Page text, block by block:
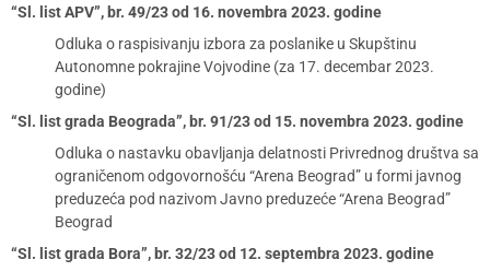
“Sl. list APV”, br. 49/23 od 16. novembra 2023. godine
Odluka o raspisivanju izbora za poslanike u Skupštinu
Autonomne pokrajine Vojvodine (za 17. decembar 2023.
godine)
“Sl. list grada Beograda”, br. 91/23 od 15. novembra 2023. godine
Odluka o nastavku obavljanja delatnosti Privrednog društva sa
ograničenom odgovornošću “Arena Beograd” u formi javnog
preduzeća pod nazivom Javno preduzeće “Arena Beograd”
Beograd
“Sl. list grada Bora”, br. 32/23 od 12. septembra 2023. godine